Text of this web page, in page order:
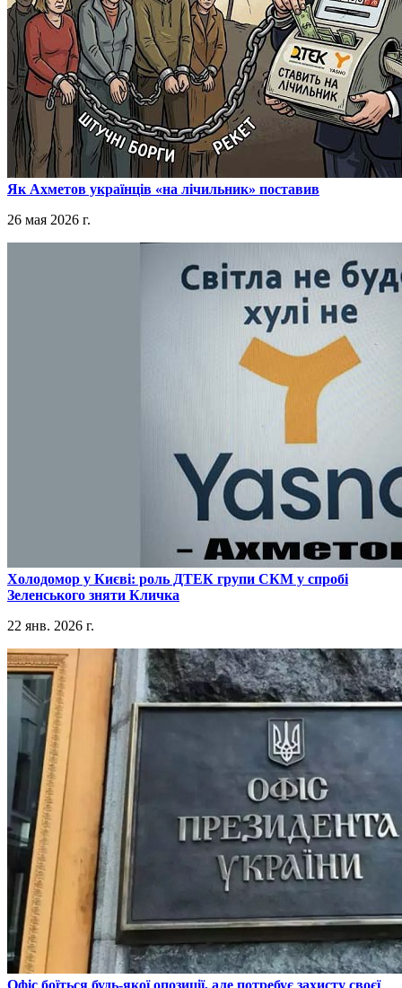
​Як Ахметов українців «на лічильник» поставив
26 мая 2026 г.
​Холодомор у Києві: роль ДТЕК групи СКМ у спробі
Зеленського зняти Кличка
22 янв. 2026 г.
​Офіс боїться будь-якої опозиції, але потребує захисту своєї